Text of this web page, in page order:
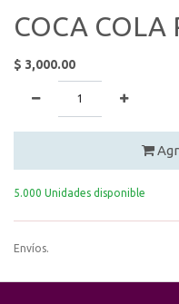
COCA COLA
$ 3,000.00
5.000 Unidades disponible
Envíos.